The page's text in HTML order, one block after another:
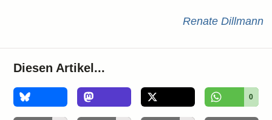
Renate Dillmann
Diesen Artikel...
0